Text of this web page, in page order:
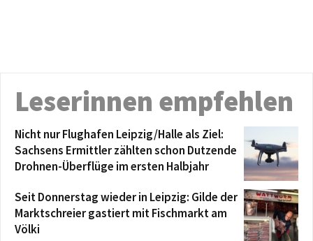
Leserinnen empfehlen
Nicht nur Flughafen Leipzig/Halle als Ziel:
Sachsens Ermittler zählten schon Dutzende
Drohnen-Überflüge im ersten Halbjahr
Seit Donnerstag wieder in Leipzig: Gilde der
Marktschreier gastiert mit Fischmarkt am
Völki